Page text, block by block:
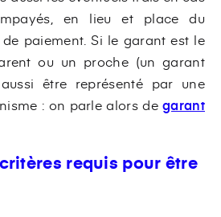
en lieu et place du
paiement. Si le garant est le
ou un proche (un garant
être représenté par une
: on parle alors degarant
requis pour être